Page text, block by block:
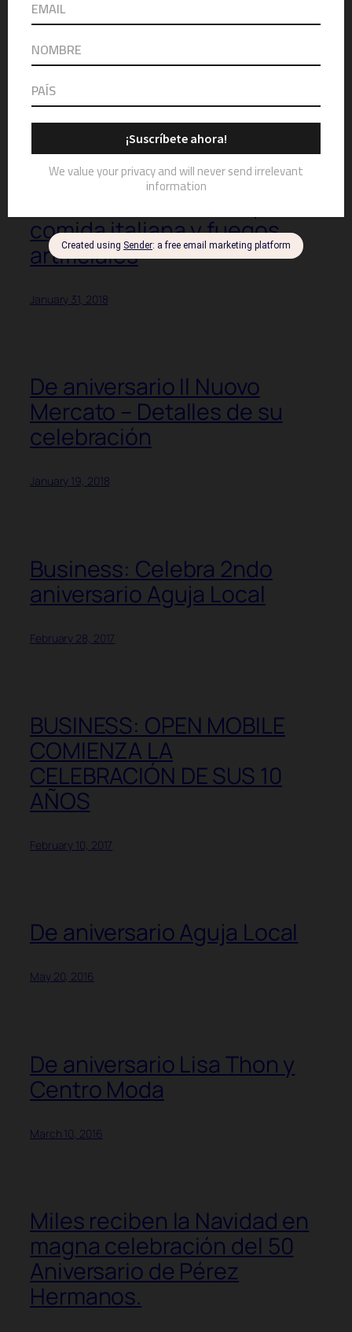
MÁS DE $200,000 EN
PREMIOS
November 10, 2018
Il Nuovo Mercato celebra
comida italiana y fuegos
artificiales
January 31, 2018
De aniversario Il Nuovo
Mercato – Detalles de su
celebración
January 19, 2018
Business: Celebra 2ndo
aniversario Aguja Local
February 28, 2017
BUSINESS: OPEN MOBILE
COMIENZA LA
CELEBRACIÓN DE SUS 10
AÑOS
February 10, 2017
De aniversario Aguja Local
May 20, 2016
De aniversario Lisa Thon y
Centro Moda
March 10, 2016
Miles reciben la Navidad en
magna celebración del 50
Aniversario de Pérez
Hermanos.